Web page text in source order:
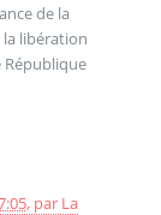
de la
la libération
République
, par La